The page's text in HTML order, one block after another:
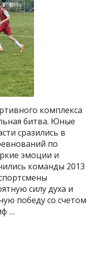
комплекса
битва. Юные
сразились в
по
эмоции и
команды 2013
силу духа и
победу со счетом
…